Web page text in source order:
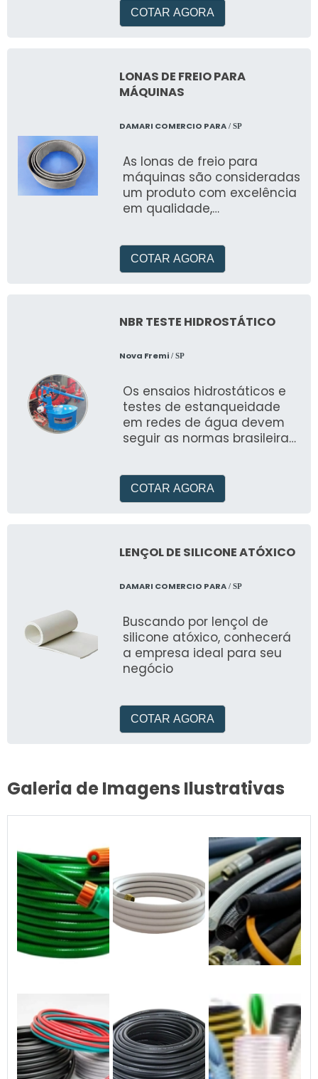
confiabilidade do sistema
COTAR AGORA
LONAS DE FREIO PARA
MÁQUINAS
DAMARI COMERCIO PARA/ SP
As lonas de freio para
máquinas são consideradas
um produto com excelência
em qualidade,
compos
COTAR AGORA
NBR TESTE HIDROSTÁTICO
Nova Fremi/ SP
Os ensaios hidrostáticos e
testes de estanqueidade
em redes de água devem
seguir as normas brasileiras
COTAR AGORA
LENÇOL DE SILICONE ATÓXICO
DAMARI COMERCIO PARA/ SP
Buscando por lençol de
silicone atóxico, conhecerá
a empresa ideal para seu
negócio
COTAR AGORA
Galeria de Imagens Ilustrativas